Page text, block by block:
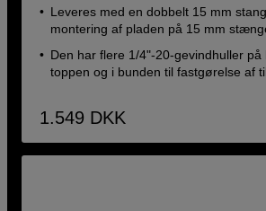
Leveres med en dobbelt 15 mm
montering af pladen på 15 mm
Den har flere 1/4"-20-gevindhuller på
toppen og i bunden til fastgørelse af
1.549 DKK